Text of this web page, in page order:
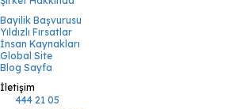
Bayilik Başvurusu
Yıldızlı Fırsatlar
İnsan Kaynakları
Global Site
Blog Sayfa
İletişim
444 21 05